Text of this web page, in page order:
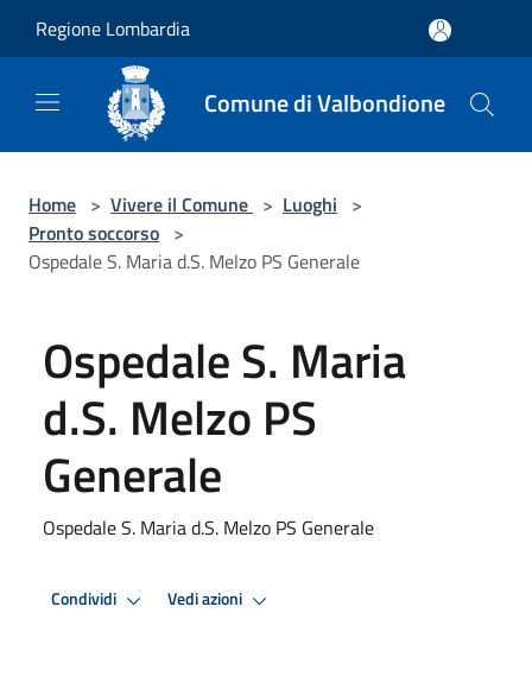
Regione Lombardia
Comune di Valbondione
Home > Vivere il Comune > Luoghi >
Pronto soccorso >
Ospedale S. Maria d.S. Melzo PS Generale
Ospedale S. Maria
d.S. Melzo PS
Generale
Ospedale S. Maria d.S. Melzo PS Generale
Condividi Vedi azioni